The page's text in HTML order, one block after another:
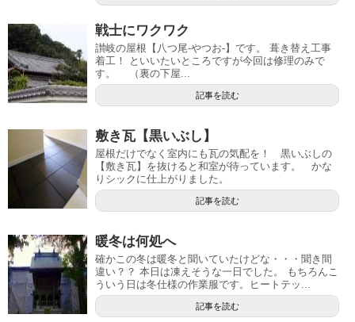
戦士にワクワク
讃岐の屋根【八つ尾-やつお-】です。 葺き替え工事
着工！ といいたいところですが今回は修理のみで
す。 （裏の下屋...
記事を読む
敷き瓦【黒いぶし】
屋根だけでなく室内にも瓦の気配を！ 黒いぶしの
【敷き瓦】を抜けると和室が待っています。 かな
りシックに仕上がりました。
記事を読む
暖冬は何処へ
確かこの冬は暖冬と聞いていたけどな・・・聞き間
違い？？ 本日は凍えそうな一日でした。 もちろんこ
ういう日は冬仕様の作業服です。ヒートテッ...
記事を読む